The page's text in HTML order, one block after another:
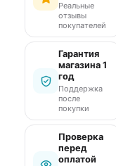
Реальные
отзывы
покупателей
Гарантия
магазина 1
год
Поддержка
после
покупки
Проверка
перед
оплатой